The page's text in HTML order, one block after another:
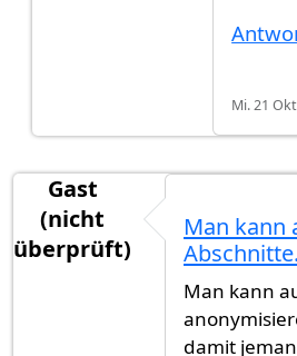
Mi. 21
Gast
(nicht
überprüft)
Man kann
Man kann
damit